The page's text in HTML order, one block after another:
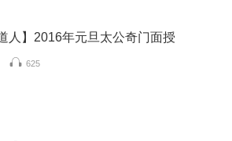
人】2016年元旦太公奇门面授
625